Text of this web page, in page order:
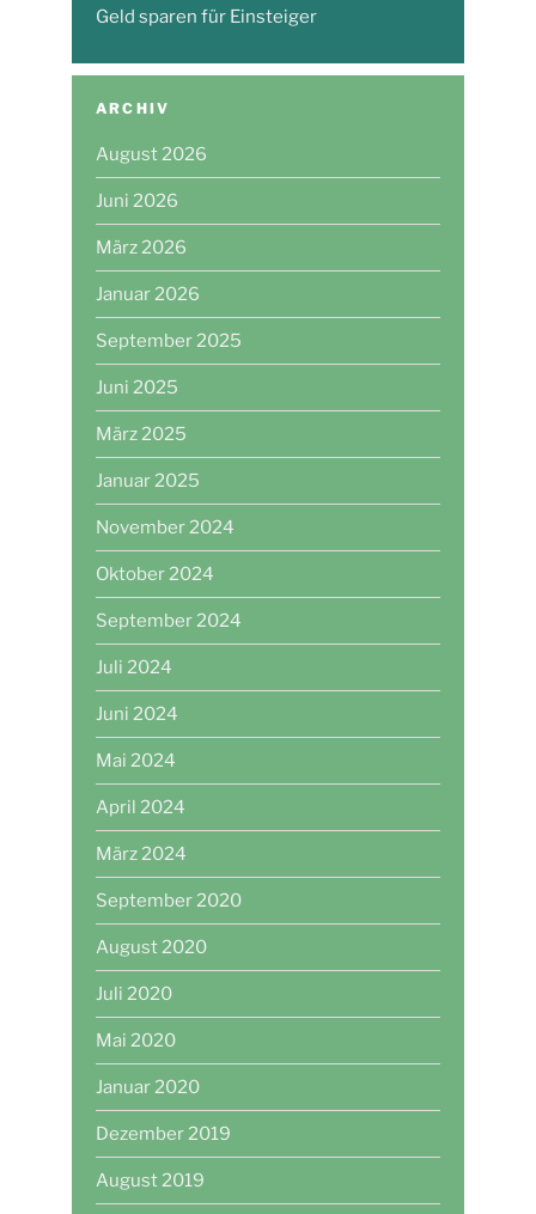
Geld sparen für Einsteiger
ARCHIV
August 2026
Juni 2026
März 2026
Januar 2026
September 2025
Juni 2025
März 2025
Januar 2025
November 2024
Oktober 2024
September 2024
Juli 2024
Juni 2024
Mai 2024
April 2024
März 2024
September 2020
August 2020
Juli 2020
Mai 2020
Januar 2020
Dezember 2019
August 2019